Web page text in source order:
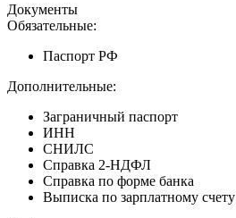
Документы
Обязательные:
Паспорт РФ
Дополнительные:
Заграничный паспорт
ИНН
СНИЛС
Справка 2-НДФЛ
Справка по форме банка
Выписка по зарплатному счету